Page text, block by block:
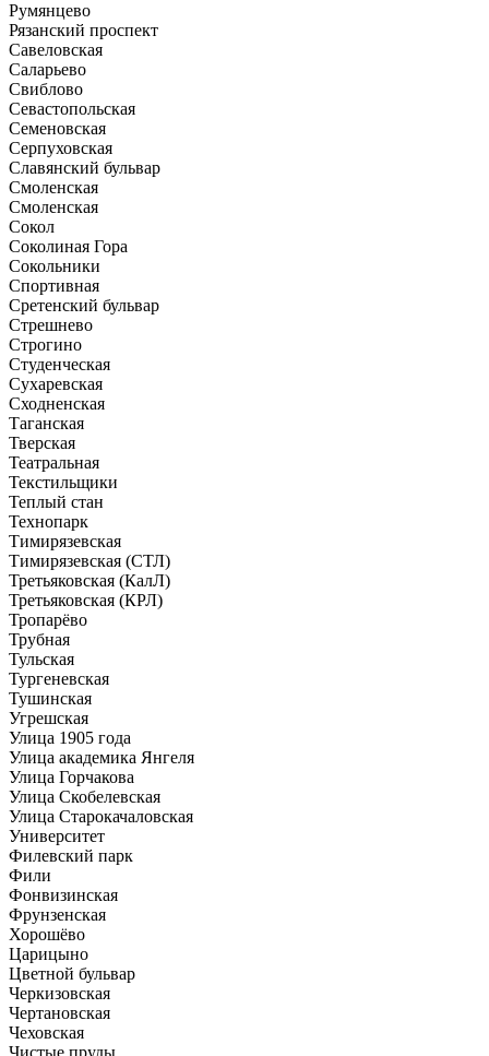
Румянцево
Рязанский проспект
Савеловская
Саларьево
Свиблово
Севастопольская
Семеновская
Серпуховская
Славянский бульвар
Смоленская
Смоленская
Сокол
Соколиная Гора
Сокольники
Спортивная
Сретенский бульвар
Стрешнево
Строгино
Студенческая
Сухаревская
Сходненская
Таганская
Тверская
Театральная
Текстильщики
Теплый стан
Технопарк
Тимирязевская
Тимирязевская (СТЛ)
Третьяковская (КалЛ)
Третьяковская (КРЛ)
Тропарёво
Трубная
Тульская
Тургеневская
Тушинская
Угрешская
Улица 1905 года
Улица академика Янгеля
Улица Горчакова
Улица Скобелевская
Улица Старокачаловская
Университет
Филевский парк
Фили
Фонвизинская
Фрунзенская
Хорошёво
Царицыно
Цветной бульвар
Черкизовская
Чертановская
Чеховская
Чистые пруды